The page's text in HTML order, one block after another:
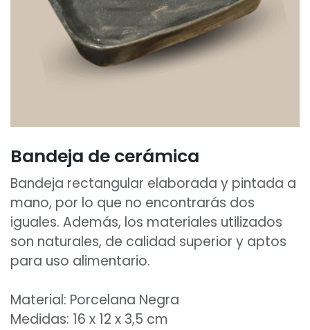
Bandeja de cerámica
Bandeja rectangular elaborada y pintada a
mano, por lo que no encontrarás dos
iguales. Además, los materiales utilizados
son naturales, de calidad superior y aptos
para uso alimentario.
Material: Porcelana Negra
Medidas: 16 x 12 x 3,5 cm